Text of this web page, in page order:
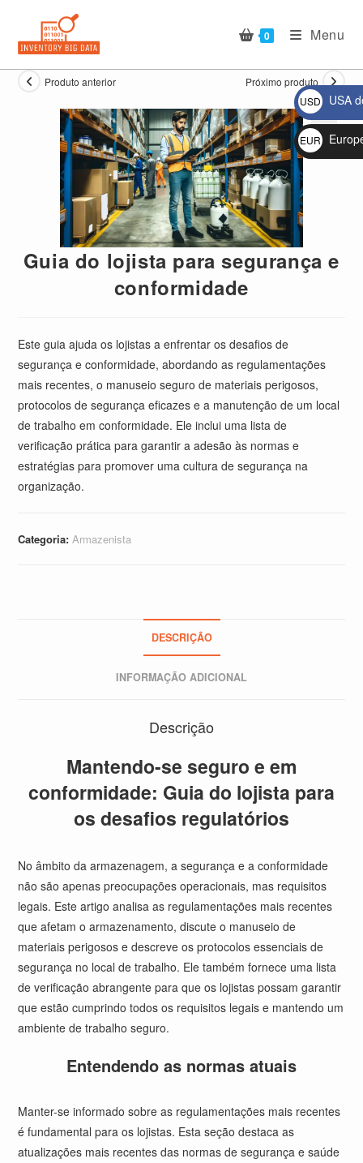
conteúdo
0 Menu
Produto anterior Próximo produto
🔍
Guia do lojista para segurança e
conformidade
Este guia ajuda os lojistas a enfrentar os desafios de
segurança e conformidade, abordando as regulamentações
mais recentes, o manuseio seguro de materiais perigosos,
protocolos de segurança eficazes e a manutenção de um local
de trabalho em conformidade. Ele inclui uma lista de
verificação prática para garantir a adesão às normas e
estratégias para promover uma cultura de segurança na
organização.
Categoria:Armazenista
DESCRIÇÃO
INFORMAÇÃO ADICIONAL
Descrição
Mantendo-se seguro e em
conformidade: Guia do lojista para
os desafios regulatórios
No âmbito da armazenagem, a segurança e a conformidade
não são apenas preocupações operacionais, mas requisitos
legais. Este artigo analisa as regulamentações mais recentes
que afetam o armazenamento, discute o manuseio de
materiais perigosos e descreve os protocolos essenciais de
segurança no local de trabalho. Ele também fornece uma lista
de verificação abrangente para que os lojistas possam garantir
que estão cumprindo todos os requisitos legais e mantendo um
ambiente de trabalho seguro.
Entendendo as normas atuais
Manter-se informado sobre as regulamentações mais recentes
é fundamental para os lojistas. Esta seção destaca as
atualizações mais recentes das normas de segurança e saúde
USD
$
USA
EUR
€